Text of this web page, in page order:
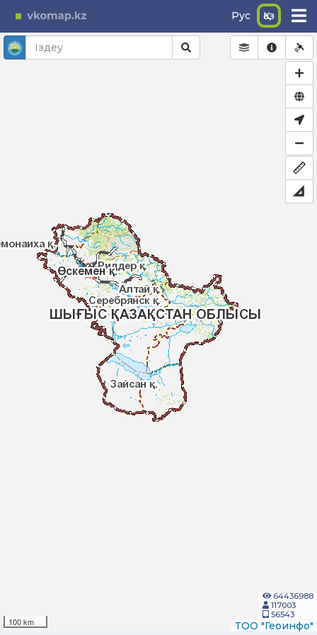
Рус Қаз
100 km ТОО "Геоинфо"
64436988
117003
56543